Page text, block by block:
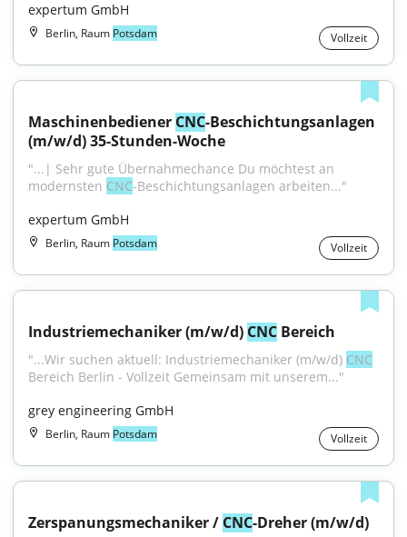
expertum GmbH
Berlin, Raum Potsdam Vollzeit
Maschinenbediener CNC-Beschichtungsanlagen
(m/w/d) 35-Stunden-Woche
"...| Sehr gute Übernahmechance Du möchtest an
modernsten CNC-Beschichtungsanlagen arbeiten..."
expertum GmbH
Berlin, Raum Potsdam Vollzeit
Industriemechaniker (m/w/d) CNC Bereich
"...Wir suchen aktuell: Industriemechaniker (m/w/d) CNC
Bereich Berlin - Vollzeit Gemeinsam mit unserem..."
grey engineering GmbH
Berlin, Raum Potsdam Vollzeit
Zerspanungsmechaniker / CNC-Dreher (m/w/d)